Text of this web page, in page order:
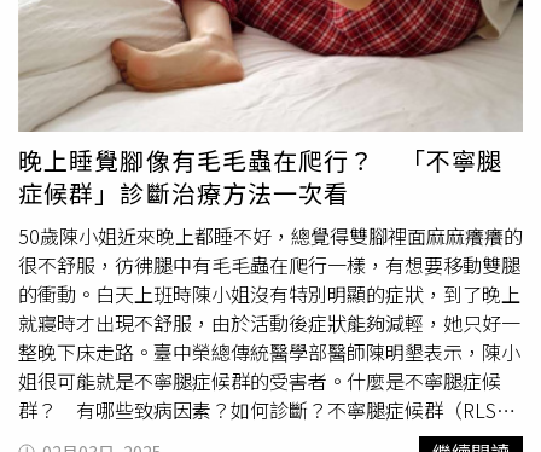
檢測，不分國籍、種族和性別，皆透過骨密度檢查進行診
斷。骨密度檢測為非侵入性檢查，檢測方式類似X光，自費
價格約1,000元，只需花費約10分鐘即可完成。劉宣志醫師
進一步說明，目前健保對骨密度檢測的給付，僅限於已發生
脊椎或髖部骨折的患者。而骨質疏鬆症治療的健保給付，需
符合以下任一條件：骨質疏鬆症（T值小於-2.5）合併一處
脊椎或髖部骨折，或骨質稀少（T值介於-1與-2.5之間）合併
兩處脊椎或髖部骨折。換言之，健保給付僅涵蓋骨鬆且合併
嚴重骨折的患者，如果患者已檢測出骨質疏鬆或骨質稀少，
但未曾發生骨折，或骨折部位不在脊椎或髖部，則無法獲得
骨質疏鬆症藥物的健保給付。不過，專家學者仍建議65歲以
上女性與70歲以上男性，無論是否發生過骨折，一律應進行
骨密度檢查；而65歲以下的停經婦女，也應進行骨質疏鬆的
風險評估，並視情況安排進一步檢查。骨質疏鬆治療不要
拖！早期介入助維持生活品質劉宣志醫師提醒，國內外醫療
晚上睡覺腳像有毛毛蟲在爬行？ 「不寧腿
症候群」診斷治療方法一次看
50歲陳小姐近來晚上都睡不好，總覺得雙腳裡面麻麻癢癢的
很不舒服，彷彿腿中有毛毛蟲在爬行一樣，有想要移動雙腿
的衝動。白天上班時陳小姐沒有特別明顯的症狀，到了晚上
就寢時才出現不舒服，由於活動後症狀能夠減輕，她只好一
整晚下床走路。臺中榮總傳統醫學部醫師陳明墾表示，陳小
姐很可能就是不寧腿症候群的受害者。什麼是不寧腿症候
群？ 有哪些致病因素？如何診斷？不寧腿症候群（RLS）
又名為Willis-Ekbom disease（WED），陳明墾醫師表示，